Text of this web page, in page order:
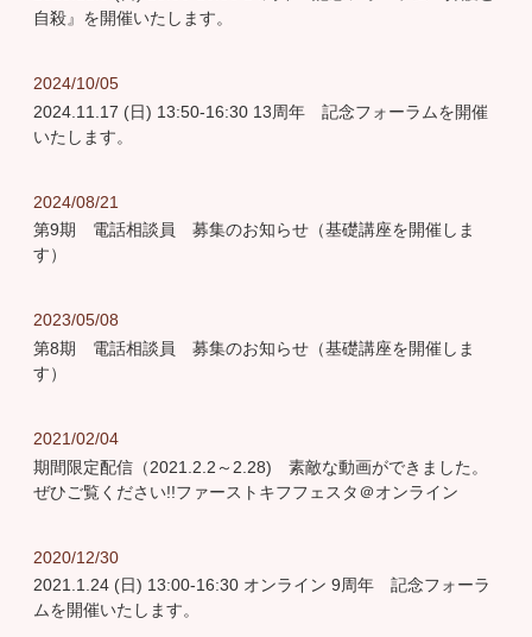
自殺』を開催いたします。
2024/10/05
2024.11.17 (日) 13:50-16:30 13周年 記念フォーラムを開催
いたします。
2024/08/21
第9期 電話相談員 募集のお知らせ（基礎講座を開催しま
す）
2023/05/08
第8期 電話相談員 募集のお知らせ（基礎講座を開催しま
す）
2021/02/04
期間限定配信（2021.2.2～2.28) 素敵な動画ができました。
ぜひご覧ください!!ファーストキフフェスタ＠オンライン
2020/12/30
2021.1.24 (日) 13:00-16:30 オンライン 9周年 記念フォーラ
ムを開催いたします。